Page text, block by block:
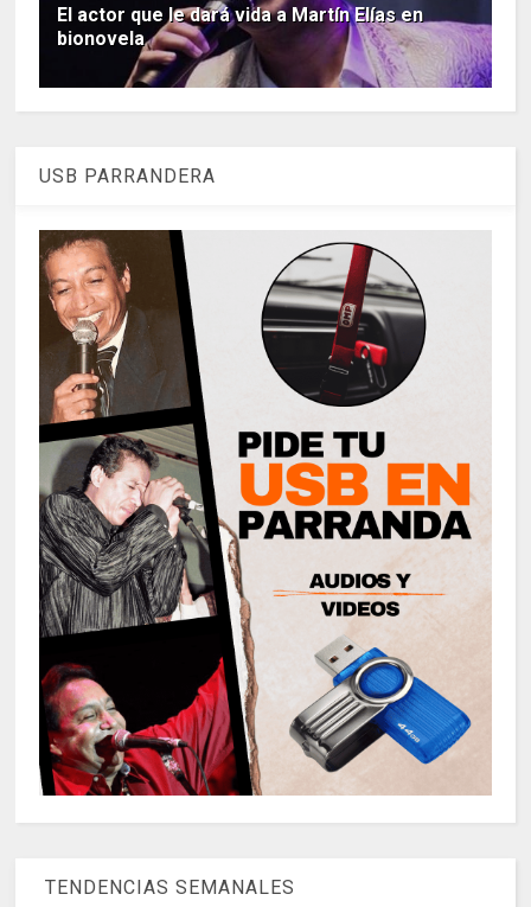
El actor que le dará vida a Martín Elías en
bionovela
USB PARRANDERA
TENDENCIAS SEMANALES